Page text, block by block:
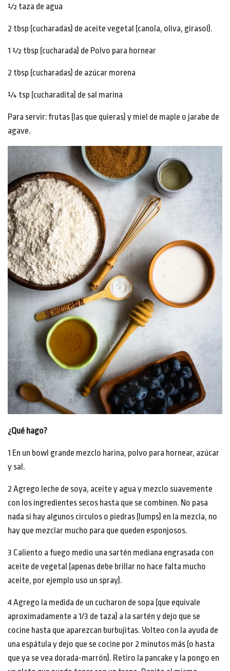
½ taza de agua
2 tbsp (cucharadas) de aceite vegetal (canola, oliva, girasol).
1 ½ tbsp (cucharada) de Polvo para hornear
2 tbsp (cucharadas) de azúcar morena
¼ tsp (cucharadita) de sal marina
Para servir: frutas (las que quieras) y miel de maple o jarabe de
agave.
¿Qué hago?
1 En un bowl grande mezclo harina, polvo para hornear, azúcar
y sal.
2 Agrego leche de soya, aceite y agua y mezclo suavemente
con los ingredientes secos hasta que se combinen. No pasa
nada si hay algunos circulos o piedras (lumps) en la mezcla, no
hay que mezclar mucho para que queden esponjosos.
3 Caliento a fuego medio una sartén mediana engrasada con
aceite de vegetal (apenas debe brillar no hace falta mucho
aceite, por ejemplo uso un spray).
4 Agrego la medida de un cucharon de sopa (que equivale
aproximadamente a 1/3 de taza) a la sartén y dejo que se
cocine hasta que aparezcan burbujitas. Volteo con la ayuda de
una espátula y dejo que se cocine por 2 minutos más (o hasta
que ya se vea dorada-marrón). Retiro la pancake y la pongo en